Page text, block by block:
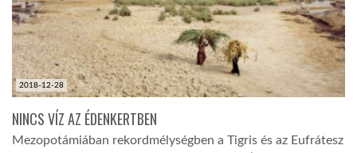
2018-12-28
NINCS VÍZ AZ ÉDENKERTBEN
Mezopotámiában rekordmélységben a Tigris és az Eufrátesz